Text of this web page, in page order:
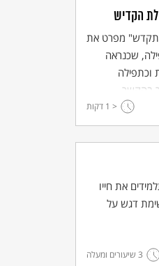
הקדיש
מפרט את
שכנראה
וכתפילה
בהקשר
קרוב ובזמן
ביותר.
< 1 דקות
את חייו
דגש על
3 שיעורים ומעלה